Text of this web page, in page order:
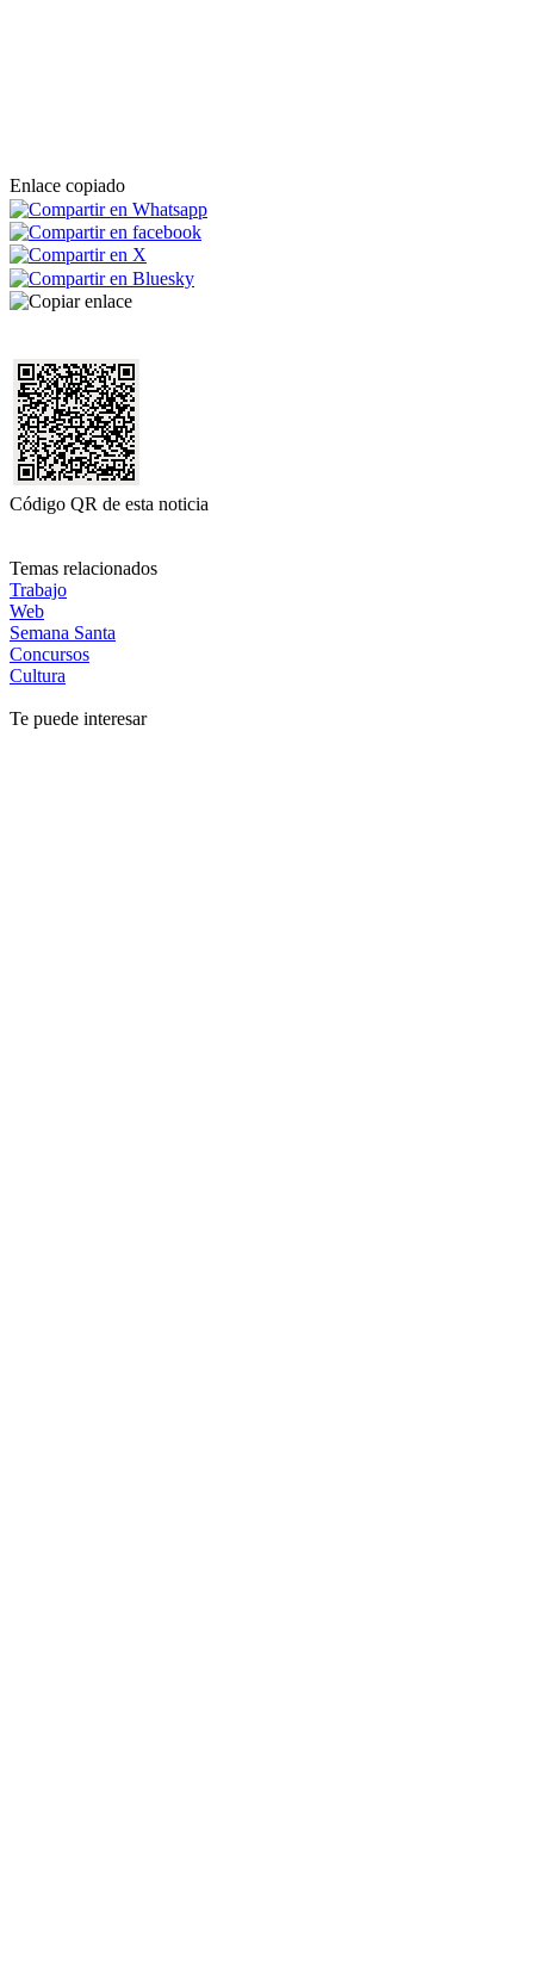
Enlace copiado
Código QR de esta noticia
Temas relacionados
Trabajo
Web
Semana Santa
Concursos
Cultura
Te puede interesar